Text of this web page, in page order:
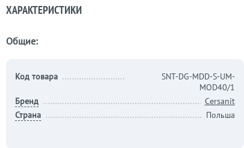
ХАРАКТЕРИСТИКИ
Общие:
Код товара
SNT-DG-MDD-S-UM-
MOD40/1
Бренд
Cersanit
Страна
Польша